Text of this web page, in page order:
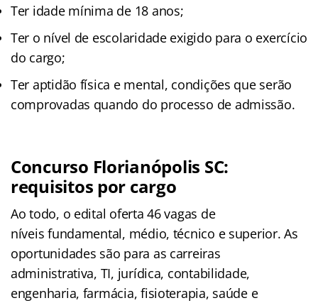
Ter idade mínima de 18 anos;
Ter o nível de escolaridade exigido para o exercício
do cargo;
Ter aptidão física e mental, condições que serão
comprovadas quando do processo de admissão.
Concurso Florianópolis SC:
requisitos por cargo
Ao todo, o edital oferta 46 vagas de
níveis fundamental, médio, técnico e superior. As
oportunidades são para as carreiras
administrativa, TI, jurídica, contabilidade,
engenharia, farmácia, fisioterapia, saúde e